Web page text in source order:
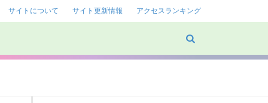
サイトについて サイト更新情報 アクセスランキング